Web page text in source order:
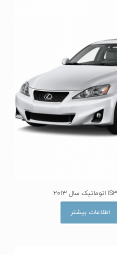
اطلاعات بیشتر